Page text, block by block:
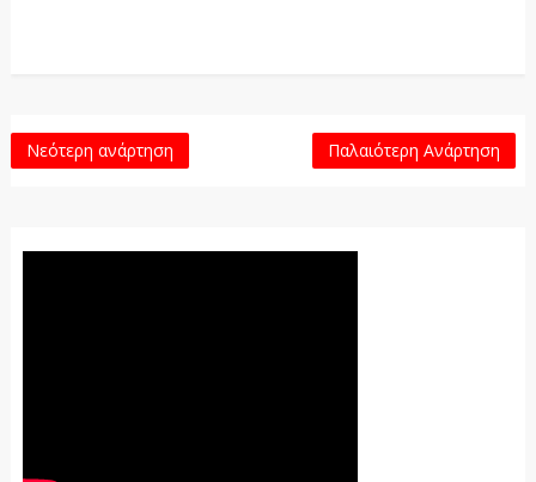
Νεότερη ανάρτηση Παλαιότερη Ανάρτηση